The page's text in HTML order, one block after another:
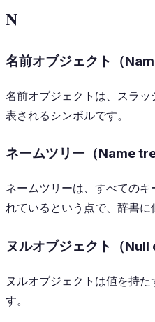
N
名前オブジェクト（
名前オブジェクトは、スラッ
表されるシンボルです。
ネームツリー（Name
ネームツリーは、すべての
れているという点で、辞書に
ヌルオブジェクト（Null
ヌルオブジェクトは値を持た
す。